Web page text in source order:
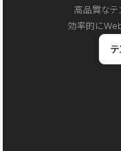
高品質なテ
効率的にWeb